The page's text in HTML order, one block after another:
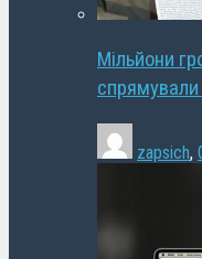
Мільйони
спрямували
zapsich,